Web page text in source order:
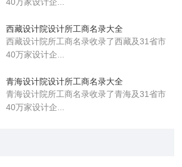
西藏设计院设计所工商名录大全
西藏设计院所工商名录收录了西藏及31省市
40万家设计企...
青海设计院设计所工商名录大全
青海设计院所工商名录收录了青海及31省市
40万家设计企...